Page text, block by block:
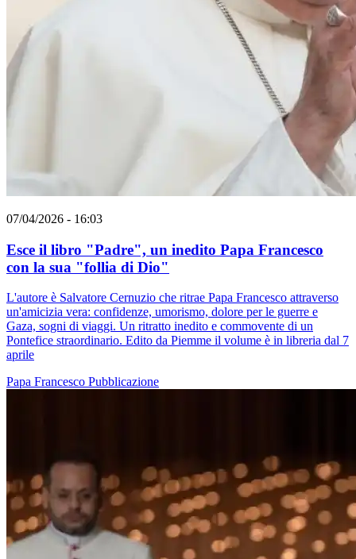
07/04/2026 - 16:03
Esce il libro "Padre", un inedito Papa Francesco
con la sua "follia di Dio"
L'autore è Salvatore Cernuzio che ritrae Papa Francesco attraverso
un'amicizia vera: confidenze, umorismo, dolore per le guerre e
Gaza, sogni di viaggi. Un ritratto inedito e commovente di un
Pontefice straordinario. Edito da Piemme il volume è in libreria dal 7
aprile
Papa Francesco Pubblicazione